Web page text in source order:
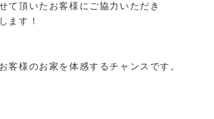
て頂いたお客様にご協力いただき
ます！
客様のお家を体感するチャンスです。